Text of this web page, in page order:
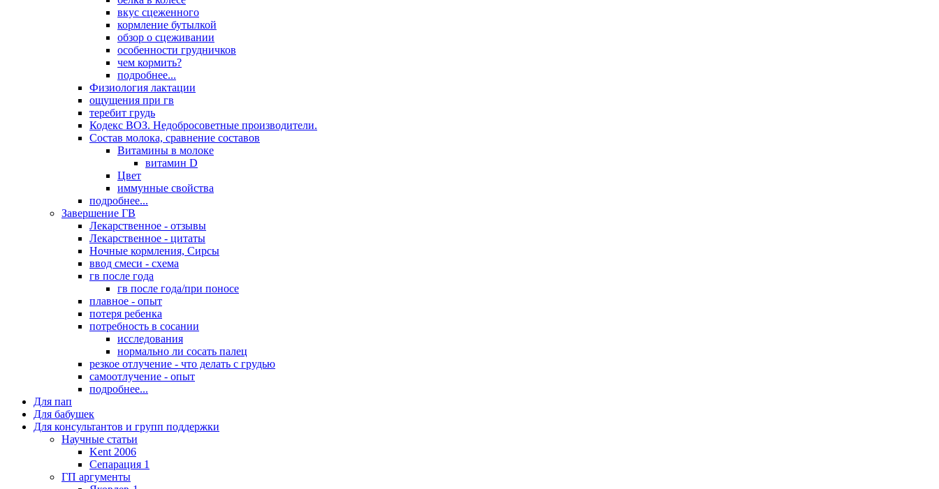
вкус сцеженного
кормление бутылкой
обзор о сцеживании
особенности грудничков
чем кормить?
подробнее...
Физиология лактации
ощущения при гв
теребит грудь
Кодекс ВОЗ. Недобросоветные производители.
Состав молока, сравнение составов
Витамины в молоке
витамин D
Цвет
иммунные свойства
подробнее...
Завершение ГВ
Лекарственное - отзывы
Лекарственное - цитаты
Ночные кормления, Сирсы
ввод смеси - схема
гв после года
гв после года/при поносе
плавное - опыт
потеря ребенка
потребность в сосании
исследования
нормально ли сосать палец
резкое отлучение - что делать с грудью
самоотлучение - опыт
подробнее...
Для пап
Для бабушек
Для консультантов и групп поддержки
Научные статьи
Kent 2006
Сепарация 1
ГП аргументы